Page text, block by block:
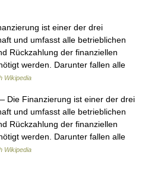
ist einer der drei
und umfasst alle betrieblichen
Rückzahlung der finanziellen
werden. Darunter fallen alle
Wikipedia
Die Finanzierung ist einer der drei
und umfasst alle betrieblichen
Rückzahlung der finanziellen
werden. Darunter fallen alle
Wikipedia